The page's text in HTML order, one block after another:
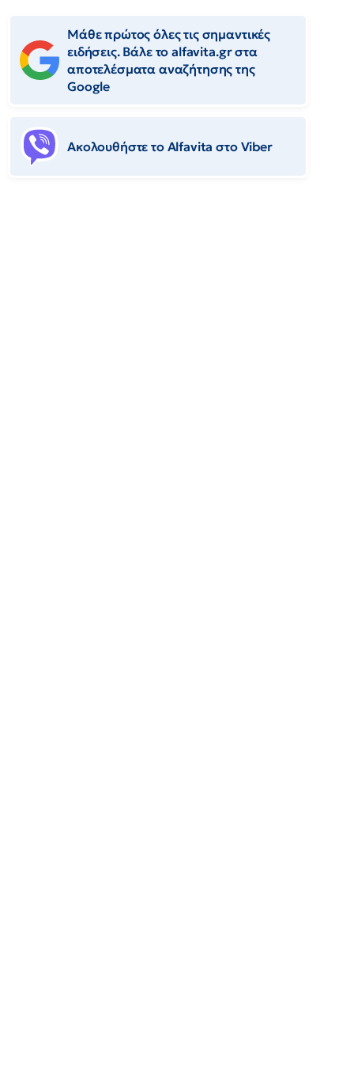
Μάθε πρώτος όλες τις σημαντικές
ειδήσεις. Βάλε το alfavita.gr στα
αποτελέσματα αναζήτησης της
Google
Ακολουθήστε το Αlfavita στο Viber